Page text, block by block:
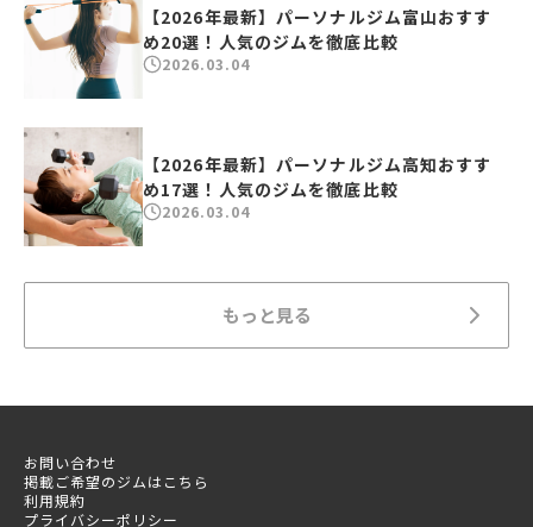
【2026年最新】パーソナルジム富山おすす
め20選！人気のジムを徹底比較
2026.03.04
【2026年最新】パーソナルジム高知おすす
め17選！人気のジムを徹底比較
2026.03.04
もっと見る
お問い合わせ
掲載ご希望のジムはこちら
利用規約
プライバシーポリシー